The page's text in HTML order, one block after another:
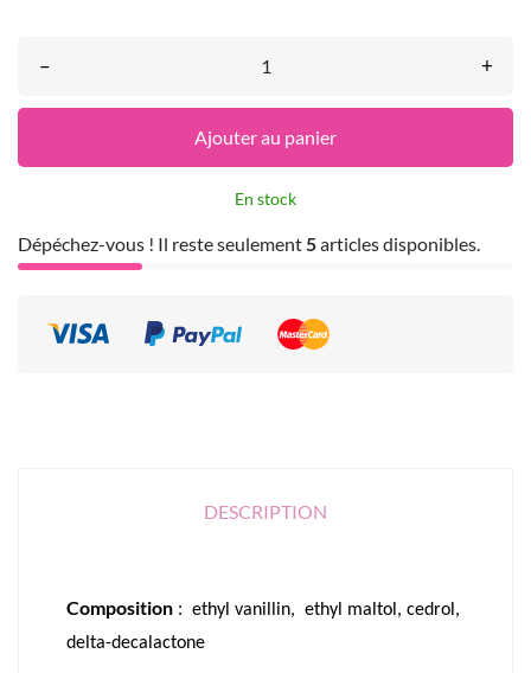
– +
Ajouter au panier
En stock
Dépéchez-vous ! Il reste seulement 5articles disponibles.
DESCRIPTION
Composition : ethyl vanillin, ethyl maltol, cedrol,
delta-decalactone